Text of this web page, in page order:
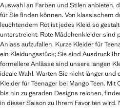
Auswahl an Farben und Stilen anbieten,
für Sie finden können. Von klassischem
leuchtendem Rot ist jedes Kleid so
unterstreicht. Rote Mädchenkleider sind
Anlass aufzufallen. Kurze Kleider für
ein Kleidungsstück; Sie sind Ausdruck
formellere Anlässe sind unsere langen
ideale Wahl. Warten Sie nicht länger
Kleider für Teenager bei Mango Teen.
bis hin zu geraden Designs reichen,
in dieser Saison zu Ihrem Favoriten wird.